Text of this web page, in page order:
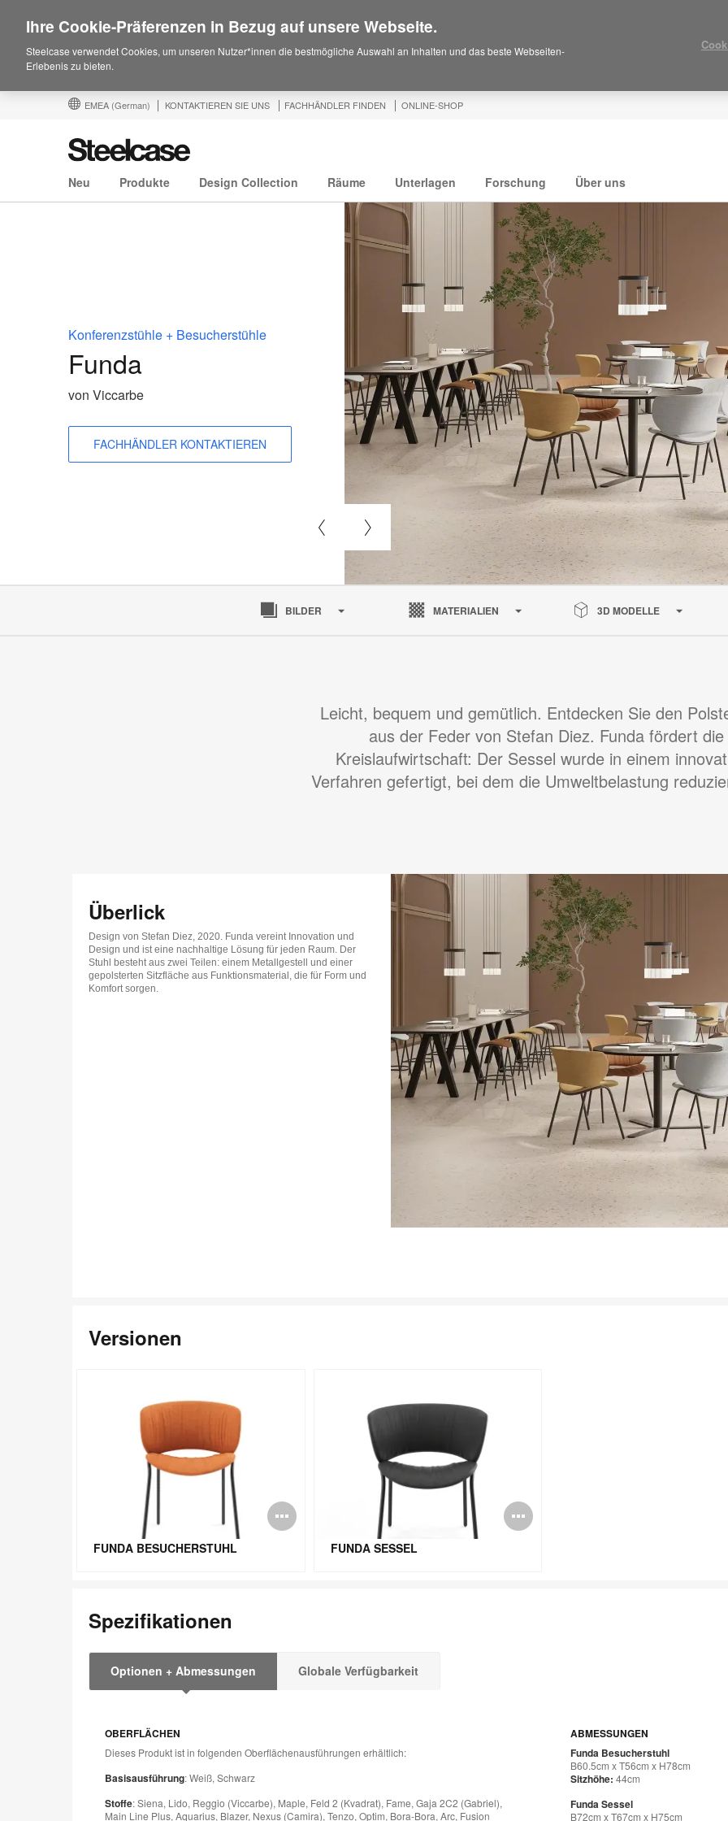
EMEA (German) KONTAKTIEREN SIE UNS FACHHÄNDLER FINDEN ONLINE-SHOP
Neu Produkte Design Collection Räume Unterlagen Forschung Über uns
Konferenzstühle + Besucherstühle
Funda
von Viccarbe
FACHHÄNDLER KONTAKTIEREN
BILDER MATERIALIEN 3D MODELLE
Leicht, bequem und gemütlich. Entdecken Sie den
aus der Feder von Stefan Diez. Funda fördert die
Kreislaufwirtschaft: Der Sessel wurde in einem
Verfahren gefertigt, bei dem die Umweltbelastung
Überlick
Design von Stefan Diez, 2020. Funda vereint Innovation und
Design und ist eine nachhaltige Lösung für jeden Raum. Der
Stuhl besteht aus zwei Teilen: einem Metallgestell und einer
gepolsterten Sitzfläche aus Funktionsmaterial, die für Form und
Komfort sorgen.
Versionen
Bildbeschreibung
öffnen
FUNDA BESUCHERSTUHL FUNDA SESSEL
Spezifikationen
Optionen + Abmessungen Globale Verfügbarkeit
OBERFLÄCHEN
Dieses Produkt ist in folgenden Oberflächenausführungen erhältlich:
Basisausführung: Weiß, Schwarz
Stoffe: Siena, Lido, Reggio (Viccarbe), Maple, Feld 2 (Kvadrat), Fame, Gaja 2C2 (Gabriel),
Main Line Plus, Aquarius, Blazer, Nexus (Camira), Tenzo, Optim, Bora-Bora, Arc, Fusion
ABMESSUNGEN
Funda Besucherstuhl
B60.5cm x T56cm x H78cm
Sitzhöhe: 44cm
Funda Sessel
B72cm x T67cm x H75cm
Ihre Cookie-Präferenzen in Bezug auf unsere Webseite.
Steelcase verwendet Cookies, um unseren Nutzer*innen die bestmögliche Auswahl an Inhalten und das beste Webseiten-
Erlebenis zu bieten.